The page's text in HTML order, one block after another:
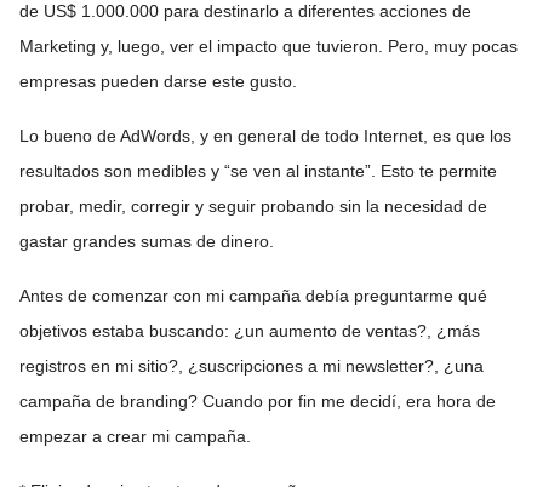
de US$ 1.000.000 para destinarlo a diferentes acciones de
Marketing y, luego, ver el impacto que tuvieron. Pero, muy pocas
empresas pueden darse este gusto.
Lo bueno de AdWords, y en general de todo Internet, es que los
resultados son medibles y “se ven al instante”. Esto te permite
probar, medir, corregir y seguir probando sin la necesidad de
gastar grandes sumas de dinero.
Antes de comenzar con mi campaña debía preguntarme qué
objetivos estaba buscando: ¿un aumento de ventas?, ¿más
registros en mi sitio?, ¿suscripciones a mi newsletter?, ¿una
campaña de branding? Cuando por fin me decidí, era hora de
empezar a crear mi campaña.